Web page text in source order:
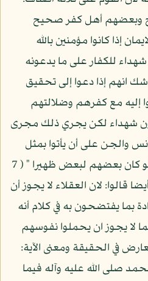
وبعضهم أهل كفر صحيح
إذا كانوا مؤمنين بالله
للكفار على ما يدعونه
شك انهم إذا دعوا إلى تحقيق
إليه مع كفرهم وضلالتهم
شهداء لكن يجري ذلك مجرى
والجن على أن يأتوا بمثل
هذا القرآن لا يأتون بمثله ولو كان بعضهم لبعض ظهيرا " ( 7
قالوا: لان العقلاء لا يجوز أن
بما يفتضحون به في كلام أنه
لا يجوز ان يحملوا نفوسهم
في الحقيقة ومعنى الآية:
صلى الله عليه وآله فيما